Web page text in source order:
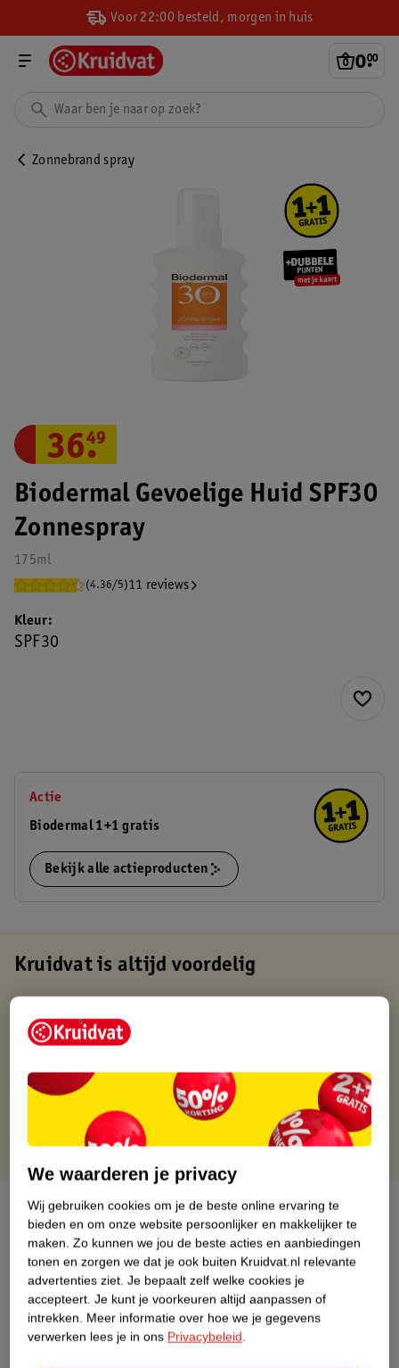
Voor 22:00 besteld, morgen in huis
0.
00
Zonnebrand spray
Biodermal Gevoelige Huid SPF30
Zonnespray
175ml
(4.36/5)11 reviews
36.
49
Kleur
SPF30
Actie
Biodermal 1+1 gratis
Bekijk alle actieproducten
Kruidvat is altijd voordelig
Op werkdagen voor 22:00 uur besteld, volgende dag in huis
Gratis thuisbezorgd vanaf 50.00
Gratis retourneren binnen 30 dagen
Gratis punten met je Kruidvat kaart
Over dit product
Productinformatie
Etiketinformatie
We waarderen je privacy
Wij gebruiken cookies om je de beste online ervaring te
bieden en om onze website persoonlijker en makkelijker te
maken. Zo kunnen we jou de beste acties en aanbiedingen
tonen en zorgen we dat je ook buiten Kruidvat.nl relevante
advertenties ziet. Je bepaalt zelf welke cookies je
accepteert. Je kunt je voorkeuren altijd aanpassen of
intrekken. Meer informatie over hoe we je gegevens
verwerken lees je in ons Privacybeleid.